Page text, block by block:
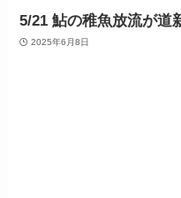
5/21 鮎の稚魚放流が道
2025年6月8日